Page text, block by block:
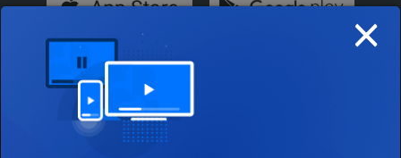
Disponível para iOS, Android, Apple TV, Android TV e
CarPlay
×